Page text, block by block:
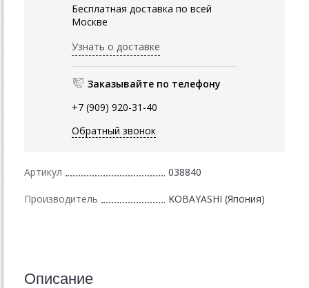
Бесплатная доставка по всей
Москве
Узнать о доставке
Заказывайте по телефону
+7 (909) 920-31-40
Обратный звонок
Артикул 038840
Производитель KOBAYASHI (Япония)
Описание